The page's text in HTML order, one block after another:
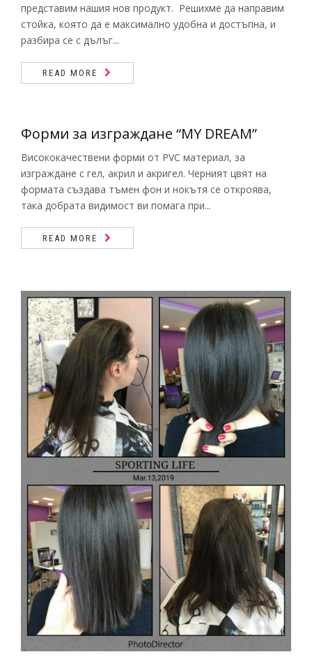
представим нашия нов продукт. Решихме да направим
стойка, която да е максимално удобна и достъпна, и
разбира се с дълъг...
READ MORE
Форми за изграждане “MY DREAM”
Висококачествени форми от PVC материал, за
изграждане с гел, акрил и акригел. Черният цвят на
формата създава тъмен фон и нокътя се откроява,
така добрата видимост ви помага при...
READ MORE